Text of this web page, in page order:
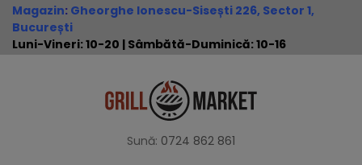
Magazin: Gheorghe Ionescu-Sisești 226, Sector 1,
București
Luni-Vineri: 10-20 | Sâmbătă-Duminică: 10-16
Sună: 0724 862 861